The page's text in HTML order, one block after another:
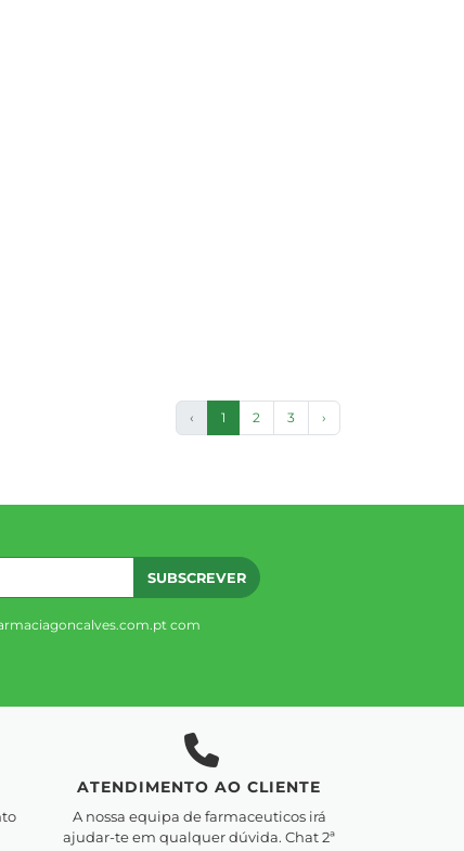
‹ 1 2 3 ›
SUBSCREVER
com
ATENDIMENTO AO CLIENTE
A nossa equipa de farmaceuticos irá
ajudar-te em qualquer dúvida. Chat 2ª